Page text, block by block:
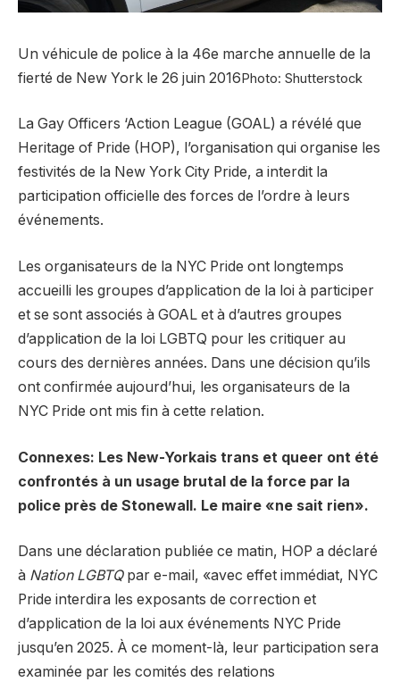
Un véhicule de police à la 46e marche annuelle de la
fierté de New York le 26 juin 2016Photo: Shutterstock
La Gay Officers ‘Action League (GOAL) a révélé que
Heritage of Pride (HOP), l’organisation qui organise les
festivités de la New York City Pride, a interdit la
participation officielle des forces de l’ordre à leurs
événements.
Les organisateurs de la NYC Pride ont longtemps
accueilli les groupes d’application de la loi à participer
et se sont associés à GOAL et à d’autres groupes
d’application de la loi LGBTQ pour les critiquer au
cours des dernières années. Dans une décision qu’ils
ont confirmée aujourd’hui, les organisateurs de la
NYC Pride ont mis fin à cette relation.
Connexes: Les New-Yorkais trans et queer ont été
confrontés à un usage brutal de la force par la
police près de Stonewall. Le maire «ne sait rien».
Dans une déclaration publiée ce matin, HOP a déclaré
à Nation LGBTQ par e-mail, «avec effet immédiat, NYC
Pride interdira les exposants de correction et
d’application de la loi aux événements NYC Pride
jusqu’en 2025. À ce moment-là, leur participation sera
examinée par les comités des relations